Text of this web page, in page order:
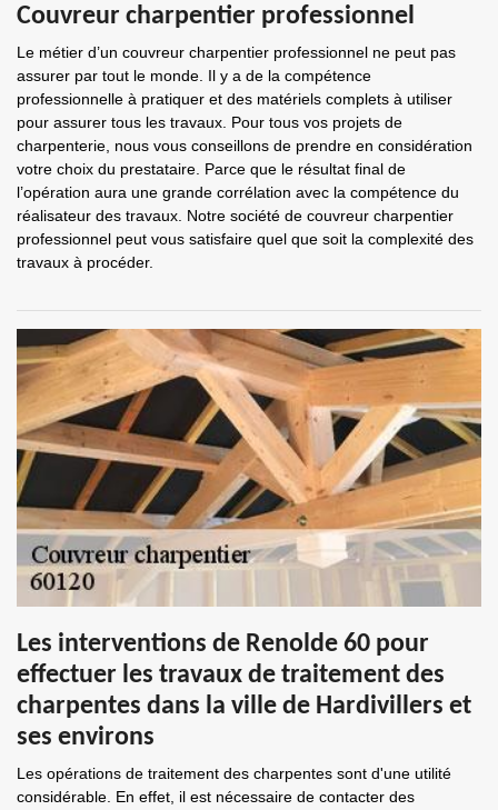
Couvreur charpentier professionnel
Le métier d’un couvreur charpentier professionnel ne peut pas
assurer par tout le monde. Il y a de la compétence
professionnelle à pratiquer et des matériels complets à utiliser
pour assurer tous les travaux. Pour tous vos projets de
charpenterie, nous vous conseillons de prendre en considération
votre choix du prestataire. Parce que le résultat final de
l’opération aura une grande corrélation avec la compétence du
réalisateur des travaux. Notre société de couvreur charpentier
professionnel peut vous satisfaire quel que soit la complexité des
travaux à procéder.
Les interventions de Renolde 60 pour
effectuer les travaux de traitement des
charpentes dans la ville de Hardivillers et
ses environs
Les opérations de traitement des charpentes sont d'une utilité
considérable. En effet, il est nécessaire de contacter des